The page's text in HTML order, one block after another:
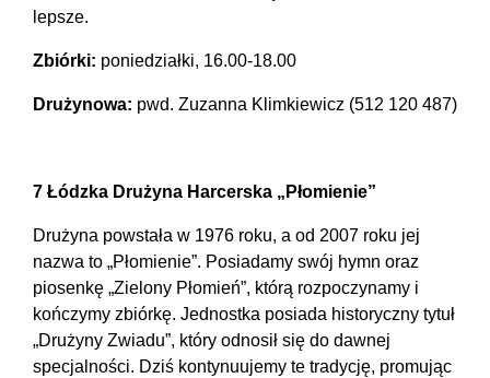
lepsze.
Zbiórki: poniedziałki, 16.00-18.00
Drużynowa: pwd. Zuzanna Klimkiewicz (512 120 487)
7 Łódzka Drużyna Harcerska „Płomienie”
Drużyna powstała w 1976 roku, a od 2007 roku jej
nazwa to „Płomienie”. Posiadamy swój hymn oraz
piosenkę „Zielony Płomień”, którą rozpoczynamy i
kończymy zbiórkę. Jednostka posiada historyczny tytuł
„Drużyny Zwiadu”, który odnosił się do dawnej
specjalności. Dziś kontynuujemy te tradycję, promując